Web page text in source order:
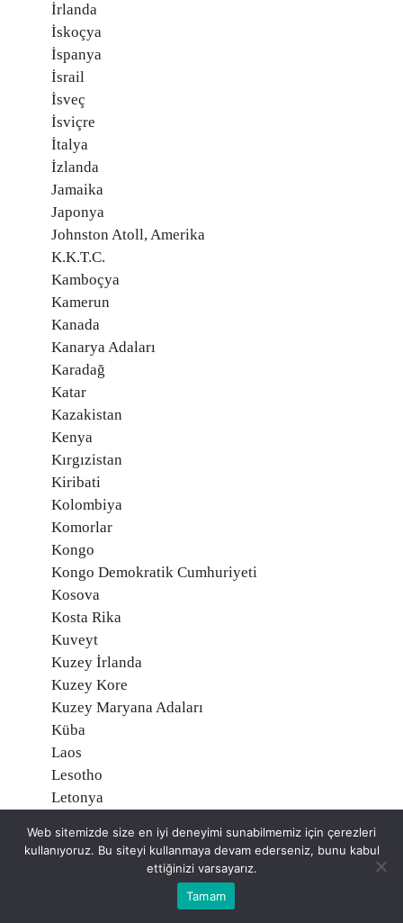
İrlanda
İskoçya
İspanya
İsrail
İsveç
İsviçre
İtalya
İzlanda
Jamaika
Japonya
Johnston Atoll, Amerika
K.K.T.C.
Kamboçya
Kamerun
Kanada
Kanarya Adaları
Karadağ
Katar
Kazakistan
Kenya
Kırgızistan
Kiribati
Kolombiya
Komorlar
Kongo
Kongo Demokratik Cumhuriyeti
Kosova
Kosta Rika
Kuveyt
Kuzey İrlanda
Kuzey Kore
Kuzey Maryana Adaları
Küba
Laos
Lesotho
Letonya
Libya
Web sitemizde size en iyi deneyimi sunabilmemiz için çerezleri
kullanıyoruz. Bu siteyi kullanmaya devam ederseniz, bunu kabul
ettiğinizi varsayarız.
Tamam